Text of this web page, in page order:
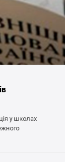
у школах